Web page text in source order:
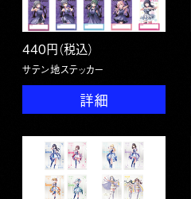
440円（税込）
サテン地ステッカー
詳細